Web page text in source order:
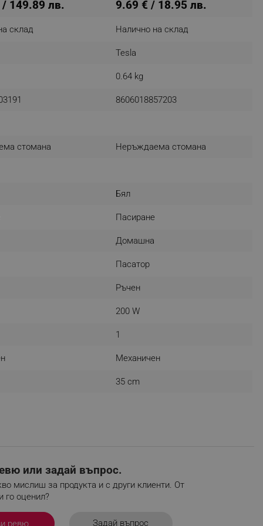
149.89 лв. 9.69 € / 18.95 лв.
склад Налично на склад
Tesla
0.64 kg
8606018857203
стомана Неръждаема стомана
Бял
Пасиране
Домашна
Пасатор
Ръчен
200 W
1
Механичен
35 cm
или задай въпрос.
мислиш за продукта и с други клиенти. От
го оценил?
ревю Задай въпрос
visitors. The lifetime
visitor sessions
disabled tracking,
related cookies and local
to Segmentify servers
visitor installed
data including